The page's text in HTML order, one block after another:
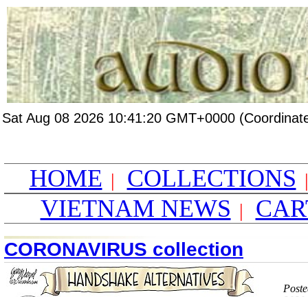
Sat Aug 08 2026 10:41:20 GMT+0000
HOME | COLLECTIONS |
VIETNAM NEWS |
CORONAVIRUS collection